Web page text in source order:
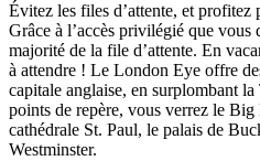
Évitez les files d’attente, et
Grâce à l’accès privilégié que
majorité de la file d’attente. En
à attendre ! Le London Eye offre
capitale anglaise, en surplombant
points de repère, vous verrez le Big
cathédrale St. Paul, le palais de
Westminster.